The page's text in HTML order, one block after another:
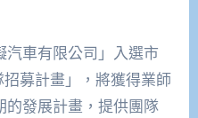
汽車有限公司」入選市
募計畫」，將獲得業師
的發展計畫，提供團隊